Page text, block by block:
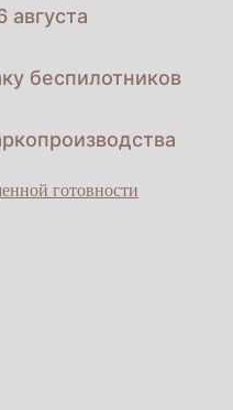
беспилотников
готовности